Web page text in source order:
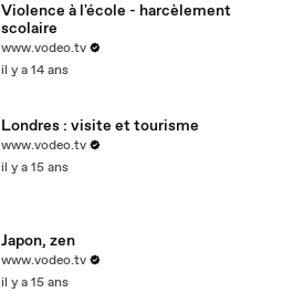
Violence à l'école - harcèlement
scolaire
www.vodeo.tv
il y a 14 ans
Londres : visite et tourisme
www.vodeo.tv
il y a 15 ans
Japon, zen
www.vodeo.tv
il y a 15 ans